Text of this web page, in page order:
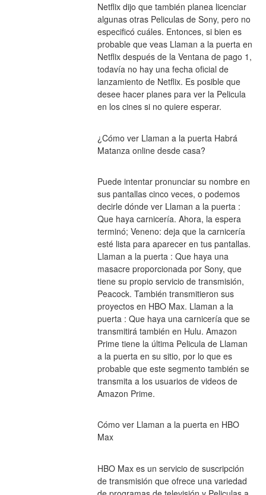
Netflix dijo que también planea licenciar
algunas otras Peliculas de Sony, pero no
especificó cuáles. Entonces, si bien es
probable que veas Llaman a la puerta en
Netflix después de la Ventana de pago 1,
todavía no hay una fecha oficial de
lanzamiento de Netflix. Es posible que
desee hacer planes para ver la Pelicula
en los cines si no quiere esperar.
¿Cómo ver Llaman a la puerta Habrá
Matanza online desde casa?
Puede intentar pronunciar su nombre en
sus pantallas cinco veces, o podemos
decirle dónde ver Llaman a la puerta :
Que haya carnicería. Ahora, la espera
terminó; Veneno: deja que la carnicería
esté lista para aparecer en tus pantallas.
Llaman a la puerta : Que haya una
masacre proporcionada por Sony, que
tiene su propio servicio de transmisión,
Peacock. También transmitieron sus
proyectos en HBO Max. Llaman a la
puerta : Que haya una carnicería que se
transmitirá también en Hulu. Amazon
Prime tiene la última Pelicula de Llaman
a la puerta en su sitio, por lo que es
probable que este segmento también se
transmita a los usuarios de videos de
Amazon Prime.
Cómo ver Llaman a la puerta en HBO
Max
HBO Max es un servicio de suscripción
de transmisión que ofrece una variedad